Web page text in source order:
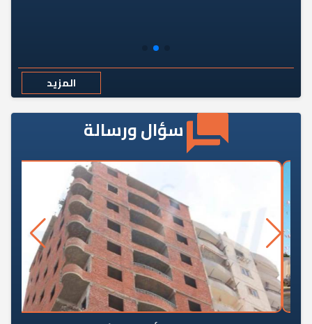
المزيد
سؤال ورسالة